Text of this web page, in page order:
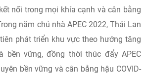
nối trong mọi khía cạnh và cân bằng
năm chủ nhà APEC 2022, Thái Lan
phát triển khu vực theo hướng tăng
bền vững, đồng thời thúc đẩy APEC
bền vững và cân bằng hậu COVID-